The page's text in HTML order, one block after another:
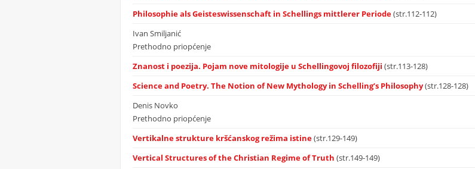
Philosophie als Geisteswissenschaft in Schellings mittlerer Periode(str.112-112)
Ivan Smiljanić
Prethodno priopćenje
Znanost i poezija. Pojam nove mitologije u Schellingovoj filozofiji (str.113-128)
Science and Poetry. The Notion of New Mythology in Schelling’s Philosophy(str.128-128)
Denis Novko
Prethodno priopćenje
Vertikalne strukture kršćanskog režima istine(str.129-149)
Vertical Structures of the Christian Regime of Truth (str.149-149)